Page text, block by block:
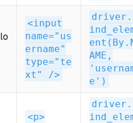
<input
name="us
ername"
type="te
xt" />
AME,
e')
<p>